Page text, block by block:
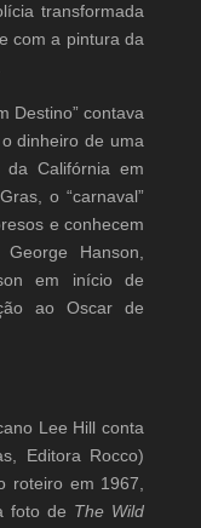
transformada
com a pintura da
Destino” contava
dinheiro de uma
Califórnia em
o “carnaval”
e conhecem
Hanson,
em início de
ao Oscar de
Lee Hill conta
Editora Rocco)
roteiro em 1967,
foto de The Wild